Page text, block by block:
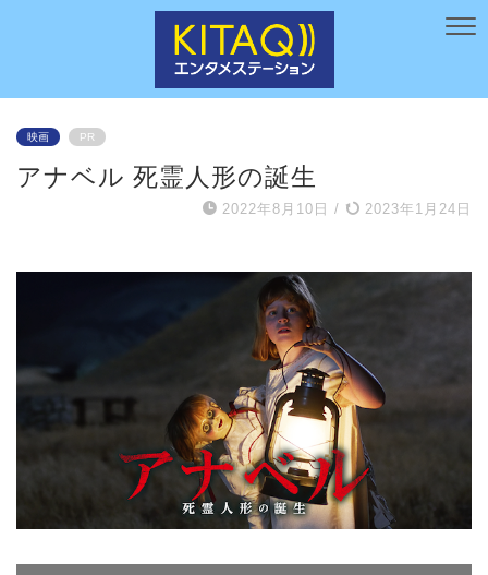
映画 PR
アナベル 死霊人形の誕生
2022年8月10日 / 2023年1月24日